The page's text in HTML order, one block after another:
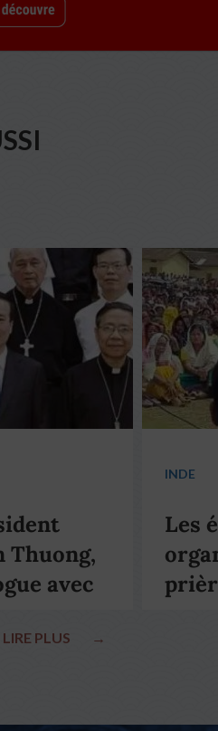
Thuong,
avec
LIRE PLUS →
INDE
Les